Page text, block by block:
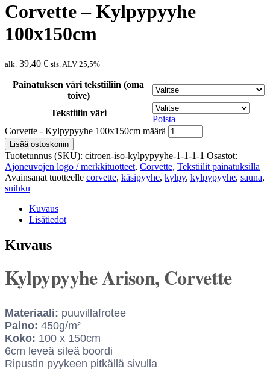
Corvette – Kylpypyyhe
100x150cm
alk. 39,40 € sis. ALV 25,5%
Painatuksen väri tekstiiliin (oma
toive)
Tekstiilin väri
Poista
Corvette - Kylpypyyhe 100x150cm määrä
Lisää ostoskoriin
Tuotetunnus (SKU): citroen-iso-kylpypyyhe-1-1-1-1 Osastot:
Ajoneuvojen logo / merkkituotteet, Corvette, Tekstiilit painatuksilla
Avainsanat tuotteelle corvette, käsipyyhe, kylpy, kylpypyyhe, sauna,
suihku
Kuvaus
Lisätiedot
Kuvaus
Kylpypyyhe Arison, Corvette
Materiaali: puuvillafrotee
Paino: 450g/m²
Koko: 100 x 150cm
6cm leveä sileä boordi
Ripustin pyykeen pitkällä sivulla